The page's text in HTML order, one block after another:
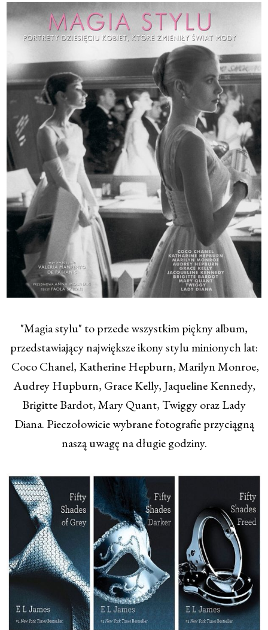
"Magia stylu" to przede wszystkim piękny album,
przedstawiający największe ikony stylu minionych lat:
Coco Chanel, Katherine Hepburn, Marilyn Monroe,
Audrey Hupburn, Grace Kelly, Jaqueline Kennedy,
Brigitte Bardot, Mary Quant, Twiggy oraz Lady
Diana. Pieczołowicie wybrane fotografie przyciągną
naszą uwagę na długie godziny.